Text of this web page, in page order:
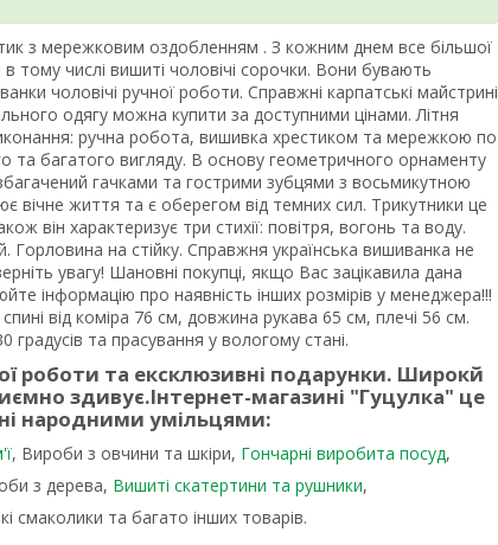
з мережковим оздобленням . З кожним днем все більшої
тому числі вишиті чоловічі сорочки. Вони бувають
чоловічі ручної роботи. Справжні карпатські майстрині
одягу можна купити за доступними цінами. Літня
ручна робота, вишивка хрестиком та мережкою по
та багатого вигляду. В основу геометричного орнаменту
гачками та гострими зубцями з восьмикутною
вічне життя та є оберегом від темних сил. Трикутники це
він характеризує три стихії: повітря, вогонь та воду.
на стійку. Справжня українська вишиванка не
увагу! Шановні покупці, якщо Вас зацікавила дана
інформацію про наявність інших розмірів у менеджера!!!
від коміра 76 см, довжина рукава 65 см, плечі 56 см.
градусів та прасування у вологому стані.
роботи та ексклюзивні подарунки. Широкй
здивує.Інтернет-магазині "Гуцулка" це
народними умільцями:
, Вироби з овчини та шкіри, Гончарні виробита посуд,
з дерева, Вишиті скатертини та рушники,
смаколики та багато інших товарів.